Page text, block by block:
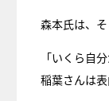
森本氏は、
「いくら自
稲葉さんは